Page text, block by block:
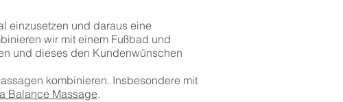
einzusetzen und daraus eine
wir mit einem Fußbad und
und dieses den Kundenwünschen
kombinieren. Insbesondere mit
Balance Massage.